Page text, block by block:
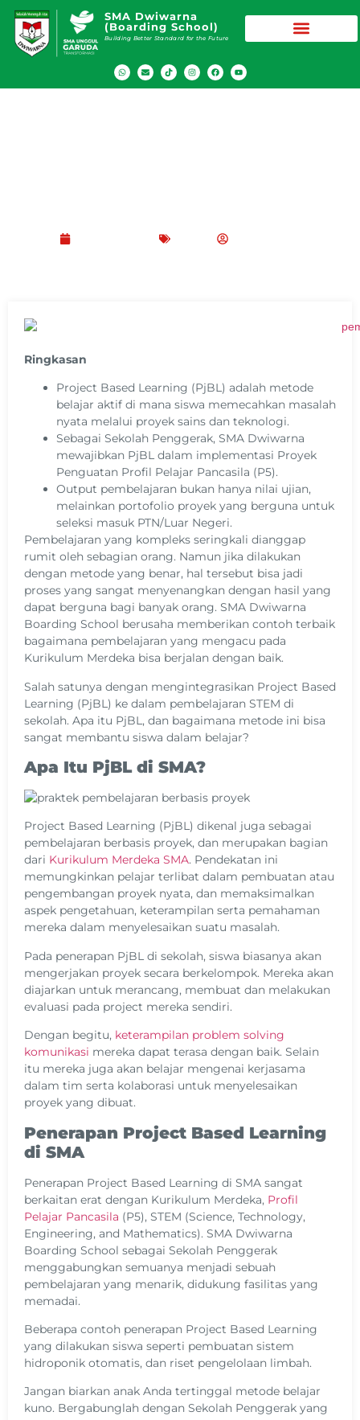
SMA Dwiwarna
(Boarding School)
Building Better Standard for the Future
Ringkasan
Project Based Learning (PjBL) adalah metode
belajar aktif di mana siswa memecahkan masalah
nyata melalui proyek sains dan teknologi.
Sebagai Sekolah Penggerak, SMA Dwiwarna
mewajibkan PjBL dalam implementasi Proyek
Penguatan Profil Pelajar Pancasila (P5).
Output pembelajaran bukan hanya nilai ujian,
melainkan portofolio proyek yang berguna untuk
seleksi masuk PTN/Luar Negeri.
Pembelajaran yang kompleks seringkali dianggap
rumit oleh sebagian orang. Namun jika dilakukan
dengan metode yang benar, hal tersebut bisa jadi
proses yang sangat menyenangkan dengan hasil yang
dapat berguna bagi banyak orang. SMA Dwiwarna
Boarding School berusaha memberikan contoh terbaik
bagaimana pembelajaran yang mengacu pada
Kurikulum Merdeka bisa berjalan dengan baik.
Salah satunya dengan mengintegrasikan Project Based
Learning (PjBL) ke dalam pembelajaran STEM di
sekolah. Apa itu PjBL, dan bagaimana metode ini bisa
sangat membantu siswa dalam belajar?
Apa Itu PjBL di SMA?
Project Based Learning (PjBL) dikenal juga sebagai
pembelajaran berbasis proyek, dan merupakan bagian
dari Kurikulum Merdeka SMA. Pendekatan ini
memungkinkan pelajar terlibat dalam pembuatan atau
pengembangan proyek nyata, dan memaksimalkan
aspek pengetahuan, keterampilan serta pemahaman
mereka dalam menyelesaikan suatu masalah.
Pada penerapan PjBL di sekolah, siswa biasanya akan
mengerjakan proyek secara berkelompok. Mereka akan
diajarkan untuk merancang, membuat dan melakukan
evaluasi pada project mereka sendiri.
Dengan begitu, keterampilan problem solving
komunikasi mereka dapat terasa dengan baik. Selain
itu mereka juga akan belajar mengenai kerjasama
dalam tim serta kolaborasi untuk menyelesaikan
proyek yang dibuat.
Penerapan Project Based Learning
di SMA
Penerapan Project Based Learning di SMA sangat
berkaitan erat dengan Kurikulum Merdeka, Profil
Pelajar Pancasila (P5), STEM (Science, Technology,
Engineering, and Mathematics). SMA Dwiwarna
Boarding School sebagai Sekolah Penggerak
menggabungkan semuanya menjadi sebuah
pembelajaran yang menarik, didukung fasilitas yang
memadai.
Beberapa contoh penerapan Project Based Learning
yang dilakukan siswa seperti pembuatan sistem
hidroponik otomatis, dan riset pengelolaan limbah.
Jangan biarkan anak Anda tertinggal metode belajar
kuno. Bergabunglah dengan Sekolah Penggerak yang